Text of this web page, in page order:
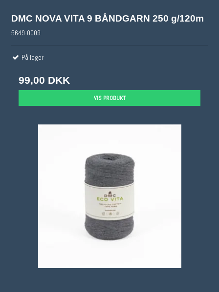
DMC NOVA VITA 9 BÅNDGARN 250 g/120m
5649-0009
På lager
99,00 DKK
VIS PRODUKT